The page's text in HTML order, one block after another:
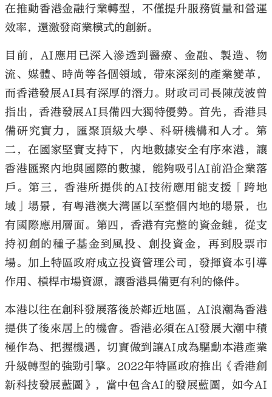
在推動香港金融行業轉型，不僅提升服務質量和營運
效率，還激發商業模式的創新。
目前，AI應用已深入滲透到醫療、金融、製造、物
流、媒體、時尚等各個領域，帶來深刻的產業變革，
而香港發展AI具有深厚的潛力。財政司司長陳茂波曾
指出，香港發展AI具備四大獨特優勢。首先，香港具
備研究實力，匯聚頂級大學、科研機構和人才。第
二，在國家堅實支持下，內地數據安全有序來港，讓
香港匯聚內地與國際的數據，能夠吸引AI前沿企業落
戶。第三，香港所提供的AI技術應用能支援「跨地
域」場景，有粵港澳大灣區以至整個內地的場景，也
有國際應用層面。第四，香港有完整的資金鏈，從支
持初創的種子基金到風投、創投資金，再到股票市
場。加上特區政府成立投資管理公司，發揮資本引導
作用、槓桿市場資源，讓香港具備更有利的條件。
本港以往在創科發展落後於鄰近地區，AI浪潮為香港
提供了後來居上的機會。香港必須在AI發展大潮中積
極作為、把握機遇，切實做到讓AI成為驅動本港產業
升級轉型的強勁引擎。2022年特區政府推出《香港創
新科技發展藍圖》，當中包含AI的發展藍圖，如今AI